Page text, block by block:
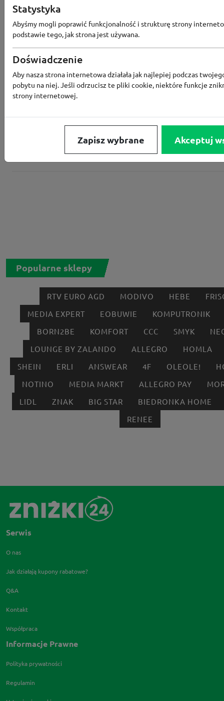
Popularne sklepy
RTV EURO AGD MODIVO HEBE
MEDIA EXPERT
EOBUWIE
KOMPUTRONIK
BORN2BE
KOMFORT CCC SMYK
LOUNGE BY ZALANDO
ALLEGRO
HOMLA
SHEIN
ERLI ANSWEAR 4F OLEOLE!
NOTINO
MEDIA MARKT ALLEGRO PAY
LIDL
ZNAK BIG STAR
BIEDRONKA HOME
RENEE
Serwis
O nas
Jak działają kupony rabatowe?
Q&A
Kontakt
Współpraca
Informacje Prawne
Polityka prywatności
Regulamin
Statystyka
Abyśmy mogli poprawić funkcjonalność i strukturę strony
podstawie tego, jak strona jest używana.
Doświadczenie
Aby nasza strona internetowa działała jak najlepiej podczas
pobytu na niej. Jeśli odrzucisz te pliki cookie, niektóre funkcje
strony internetowej.
Zapisz wybrane Akceptuj